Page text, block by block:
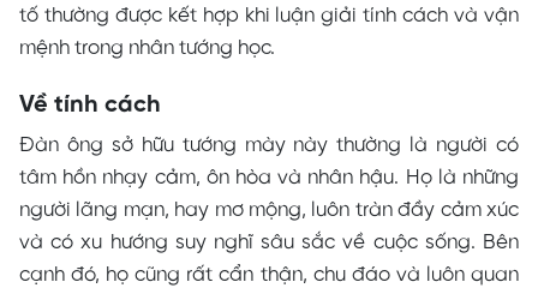
tố thường được kết hợp khi luận giải tính cách và vận
mệnh trong nhân tướng học.
Về tính cách
Đàn ông sở hữu tướng mày này thường là người có
tâm hồn nhạy cảm, ôn hòa và nhân hậu. Họ là những
người lãng mạn, hay mơ mộng, luôn tràn đầy cảm xúc
và có xu hướng suy nghĩ sâu sắc về cuộc sống. Bên
cạnh đó, họ cũng rất cẩn thận, chu đáo và luôn quan